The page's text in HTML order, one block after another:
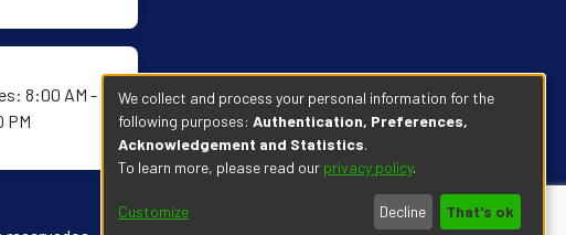
8:00 AM -
PM
We collect and process your personal information for the
following purposes: Authentication, Preferences,
Acknowledgement and Statistics.
To learn more, please read our privacy policy.
Customize Decline That's ok